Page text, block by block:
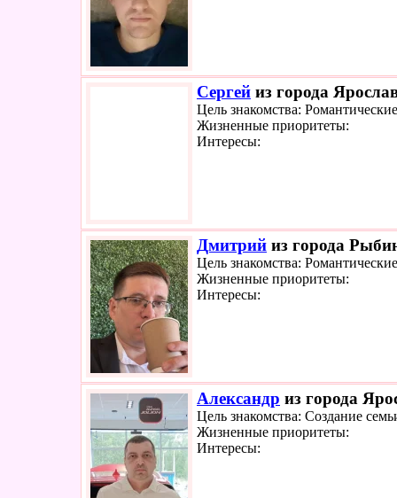
Сергей из города
Цель знакомства:
Жизненные приоритеты:
Интересы:
Дмитрий из города
Цель знакомства:
Жизненные приоритеты:
Интересы:
Александр из города
Цель знакомства: Создание
Жизненные приоритеты:
Интересы: